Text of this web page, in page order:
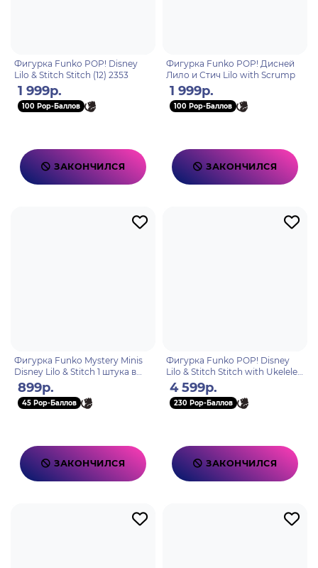
Фигурка Funko POP! Disney
Lilo & Stitch Stitch (12) 2353
1 999р.
100 Pop-Баллов
ЗАКОНЧИЛСЯ
Фигурка Funko POP! Дисней
Лило и Стич Lilo with Scrump
1 999р.
100 Pop-Баллов
ЗАКОНЧИЛСЯ
Фигурка Funko Mystery Minis
Disney Lilo & Stitch 1 штука в
ассортименте (из 12) 55816
899р.
45 Pop-Баллов
ЗАКОНЧИЛСЯ
Фигурка Funko POP! Disney
Lilo & Stitch Stitch with Ukelele
(Exc) 10" (1419) 76786
4 599р.
230 Pop-Баллов
ЗАКОНЧИЛСЯ